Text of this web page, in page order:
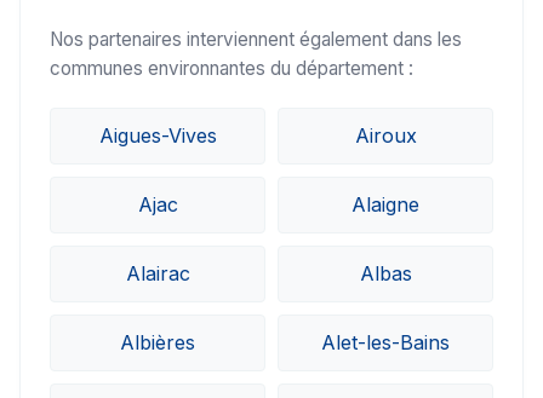
Nos partenaires interviennent également dans les
communes environnantes du département :
Aigues-Vives Airoux
Ajac Alaigne
Alairac Albas
Albières Alet-les-Bains